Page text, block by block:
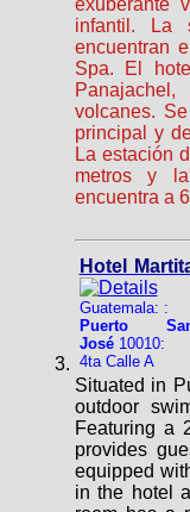
exuberante
infantil. La
encuentran
Spa. El
volcanes.
principal y
La estación
metros y
encuentra a
Hotel
Guatemala: :
Puerto
José10010:
4ta Calle A
Situated in
outdoor
Featuring a
provides
equipped
in the hotel